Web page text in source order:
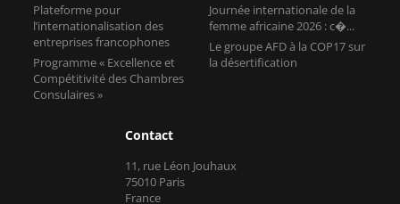
Plateforme pour
l’internationalisation des
entreprises francophones
Programme « Excellence et
Compétitivité des Chambres
Consulaires »
Journée internationale de la
femme africaine 2026 : c�...
Le groupe AFD à la COP17 sur
la désertification
Contact
11, rue Léon Jouhaux
75010 Paris
France